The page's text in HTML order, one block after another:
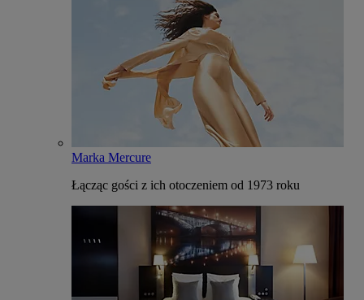
Marka Mercure
Łącząc gości z ich otoczeniem od 1973 roku